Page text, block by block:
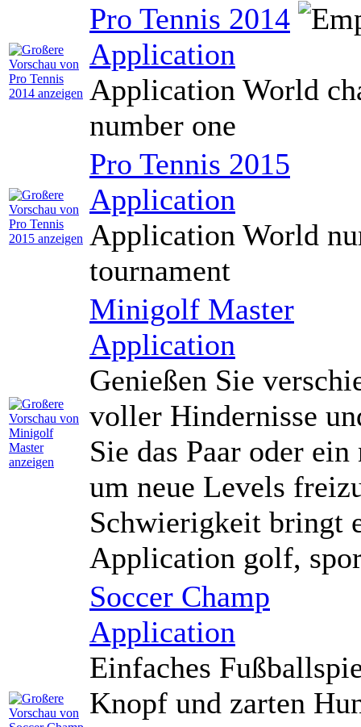
Pro Tennis 2014
Application
Application World
number one
Pro Tennis 2015
Application
Application World
tournament
Minigolf Master
Application
Genießen Sie
voller Hindernisse
Sie das Paar oder
um neue Levels
Schwierigkeit bringt
Application golf,
Soccer Champ
Application
Einfaches
Knopf und zarten